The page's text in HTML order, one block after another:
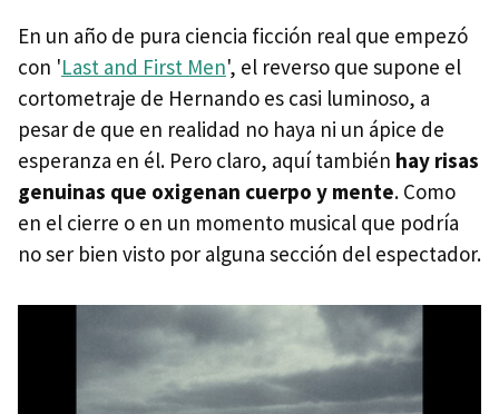
En un año de pura ciencia ficción real que empezó
con 'Last and First Men', el reverso que supone el
cortometraje de Hernando es casi luminoso, a
pesar de que en realidad no haya ni un ápice de
esperanza en él. Pero claro, aquí también hay risas
genuinas que oxigenan cuerpo y mente. Como
en el cierre o en un momento musical que podría
no ser bien visto por alguna sección del espectador.